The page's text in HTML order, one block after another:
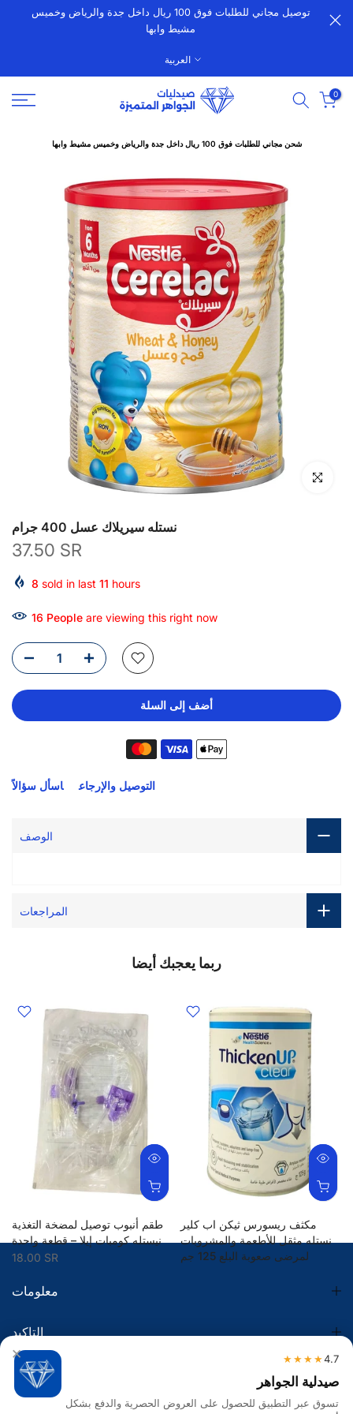
الانتقالتوصيل مجاني للطلبات فوق 100 ريال داخل جدة والرياض وخميس
مشيط وابها
العربية
0
شحن مجاني للطلبات فوق 100 ريال داخل جدة والرياض وخميس مشيط وابها
انقر للتكبير
نستله سيريلاك عسل 400 جرام
37.50 SR
8 sold in last 11 hours
16 People are viewing this right now
أضف إلى السلة
التوصيل والإرجاع اسأل سؤالاً
الوصف
المراجعات
ربما يعجبك أيضا
طقم أنبوب توصيل لمضخة التغذية
نيستله كومبات إيلا – قطعة واحدة
18.00 SR
مكثف ريسورس ثيكن اب كلير
نستله مثقل للأطعمة والمشروبات
لمرضى صعوبة البلع 125 جم
معلومات
التاكيد
الضريبة
× 4.7
★★★★
صيدلية الجواهر
تسوق عبر التطبيق للحصول على العروض الحصرية والدفع بشكل